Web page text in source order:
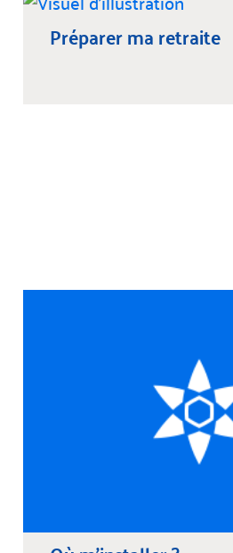
Préparer ma retraite